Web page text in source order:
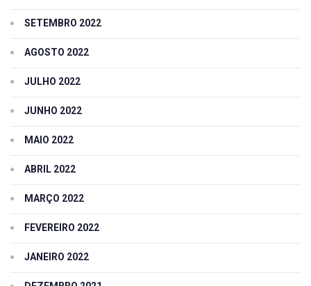
SETEMBRO 2022
AGOSTO 2022
JULHO 2022
JUNHO 2022
MAIO 2022
ABRIL 2022
MARÇO 2022
FEVEREIRO 2022
JANEIRO 2022